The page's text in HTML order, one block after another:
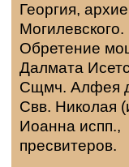
Георгия,
Могилевского.
Обретение
Далмата
Сщмч. Алфея
Свв. Николая (
Иоанна испп.,
пресвитеров.